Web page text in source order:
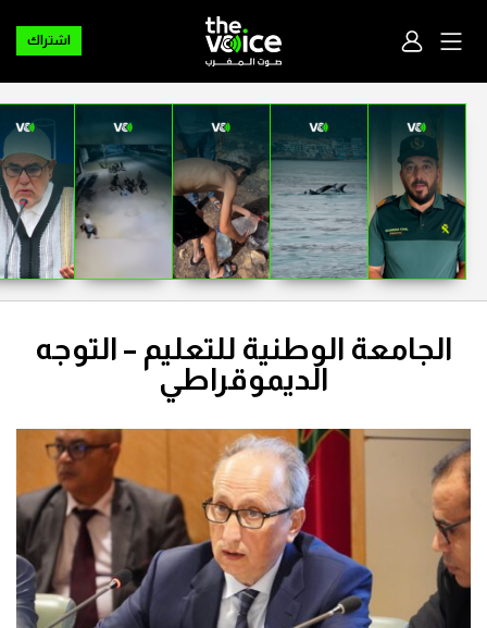
اشتراك
الجامعة الوطنية للتعليم – التوجه
الديموقراطي